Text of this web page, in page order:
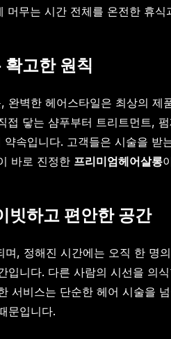
머무는 시간 전체를 온전한 휴
고한 원칙
완벽한 헤어스타일은 최상의
접 닿는 샴푸부터 트리트먼트,
속입니다. 고객들은 시술을
바로 진정한 프리미엄헤어살롱
빗하고 편안한 공간
, 정해진 시간에는 오직 한 명
입니다. 다른 사람의 시선을 의
서비스는 단순한 헤어 시술을
문입니다.